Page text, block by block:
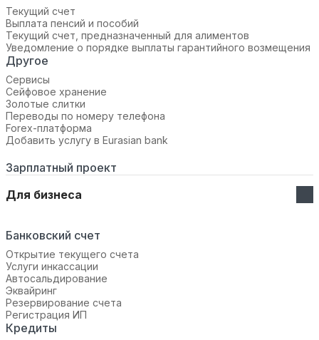
Текущий счет
Выплата пенсий и пособий
Текущий счет, предназначенный для алиментов
Уведомление о порядке выплаты гарантийного возмещения
Другое
Сервисы
Сейфовое хранение
Золотые слитки
Переводы по номеру телефона
Forex-платформа
Добавить услугу в Eurasian bank
Зарплатный проект
Для бизнеса
Банковский счет
Открытие текущего счета
Услуги инкассации
Автосальдирование
Эквайринг
Резервирование счета
Регистрация ИП
Кредиты